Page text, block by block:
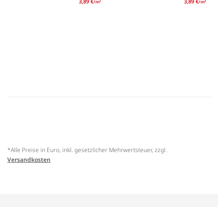
/m2 /m2
*Alle Preise in Euro, inkl. gesetzlicher Mehrwertsteuer, zzgl.
Versandkosten